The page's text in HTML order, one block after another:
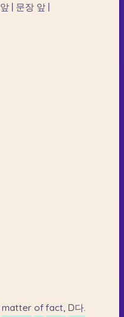
앞 | 문장 앞 |
matter of fact, D다.